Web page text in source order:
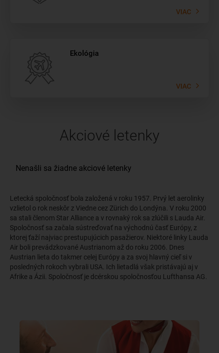
VIAC
Ekológia
VIAC
Akciové letenky
Letecká spoločnosť bola založená v roku 1957. Prvý let aerolinky
vzlietol o rok neskôr z Viedne cez Zürich do Londýna. V roku 2000
sa stali členom Star Alliance a v rovnaký rok sa zlúčili s Lauda Air.
Spoločnosť sa začala sústreďovať na východnú časť Európy, z
ktorej ťaží najviac prestupujúcich pasažierov. Niektoré linky Lauda
Air boli prevádzkované Austrianom až do roku 2006. Dnes
Austrian lieta do takmer celej Európy a za svoj hlavný cieľ si v
posledných rokoch vybrali USA. Ich lietadlá však pristávajú aj v
Afrike a Ázii. Spoločnosť je dcérskou spoločnosťou Lufthansa AG.